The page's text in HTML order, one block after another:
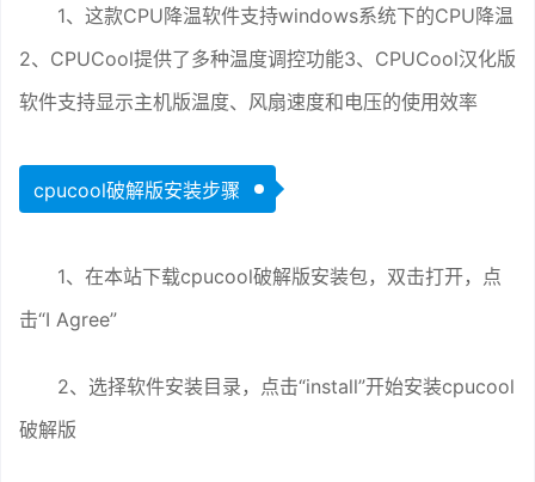
1、这款CPU降温软件支持windows系统下的CPU降温
2、CPUCool提供了多种温度调控功能3、CPUCool汉化版
软件支持显示主机版温度、风扇速度和电压的使用效率
cpucool破解版安装步骤
1、在本站下载cpucool破解版安装包，双击打开，点
击“I Agree”
2、选择软件安装目录，点击“install”开始安装cpucool
破解版